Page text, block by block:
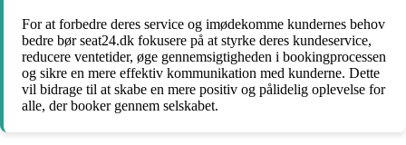
For at forbedre deres service og imødekomme kundernes behov
bedre bør seat24.dk fokusere på at styrke deres kundeservice,
reducere ventetider, øge gennemsigtigheden i bookingprocessen
og sikre en mere effektiv kommunikation med kunderne. Dette
vil bidrage til at skabe en mere positiv og pålidelig oplevelse for
alle, der booker gennem selskabet.